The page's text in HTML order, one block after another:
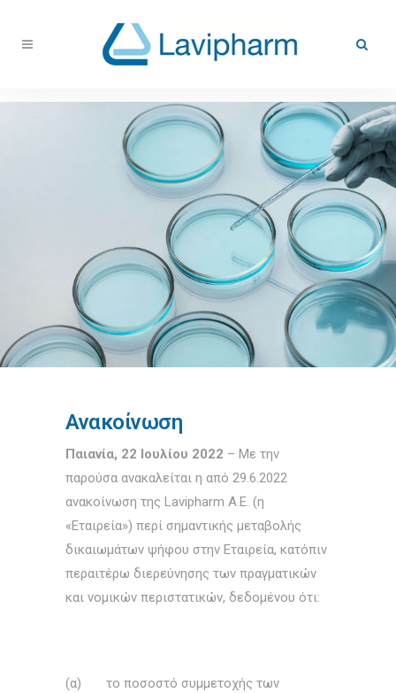
Ανακοίνωση
Παιανία, 22 Ιουλίου 2022 – Με την
παρούσα ανακαλείται η από 29.6.2022
ανακοίνωση της Lavipharm Α.Ε. (η
«Εταιρεία») περί σημαντικής μεταβολής
δικαιωμάτων ψήφου στην Εταιρεία, κατόπιν
περαιτέρω διερεύνησης των πραγματικών
και νομικών περιστατικών, δεδομένου ότι:
(α) το ποσοστό συμμετοχής των